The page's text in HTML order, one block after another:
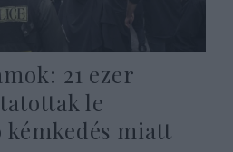
21 ezer
le
miatt